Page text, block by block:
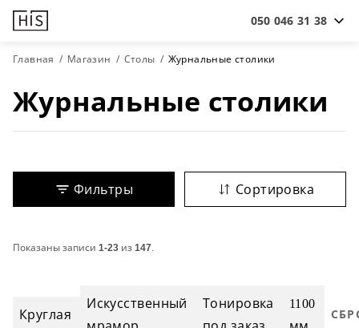
050 046 31 38
Главная Магазин Столы Журнальные столики
Журнальные столики
Фильтры Сортировка
Показаны записи 1-23 из147.
Круглая
Искусственный
Тонировка
1100